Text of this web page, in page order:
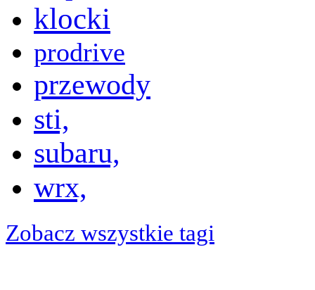
klocki
prodrive
przewody
sti,
subaru,
wrx,
Zobacz wszystkie tagi